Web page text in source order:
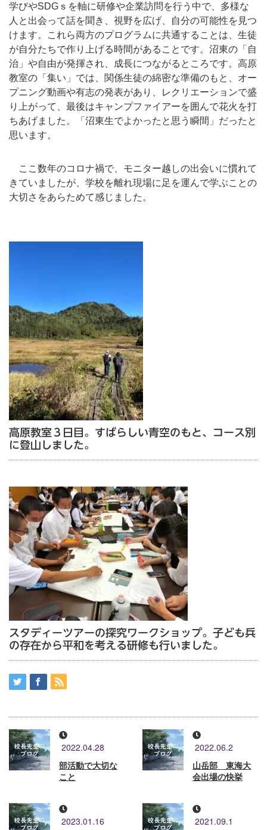
学びやSDGｓを軸に研修や企業訪問を行う中で、多様な
人と出会って話を聞き、視野を広げ、自分の可能性を見つ
けます。これら両方のプログラムに共通することは、生徒
が自分たちで作り上げる時間があることです。沼東の「自
治」や自由が発揮され、成長につながるところです。高原
教室の「集い」では、関係生徒の綿密な準備のもと、オー
プニング動画や有志の発表があり、レクリエーションで盛
り上がって、最後はキャンプファイアーを囲んで花火を打
ちあげました。「沼東生でよかったと思う瞬間」だったと
思います。
ここ数年のコロナ禍で、モニター越しの出会いに慣れて
きていましたが、学校を離れ現場に足を運んで学ぶことの
大切さをあらためて感じました。
高原教室３日目。すばらしい青空のもと、コース別
に登山しました。
スタディーツアーの探究ワークショップ。子ども兵
の存在から平和を考える研修も行いました。
2022.04.28
部活動で大切な
こと
2022.06.2
山岳部 東海大
会出場の快挙
2023.01.16 2021.09.1